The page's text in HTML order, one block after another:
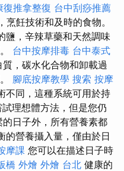
復推拿整復 台中刮痧推薦
飪技術和及時的食物。
鹽，辛辣草藥和天然調味
台中按摩排毒 台中泰式
，碳水化合物和卸載過
腳底按摩教學 搜索 按摩
不同，這種系統可用於持
理想體方法，但是您仍
日子外，所有營養素都
的營養攝入量，僅由於日
摩課 您可以在描述日子時
橋 外燴 外燴 台北 健康的